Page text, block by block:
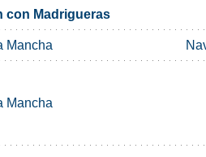
con Madrigueras
Mancha
Mancha